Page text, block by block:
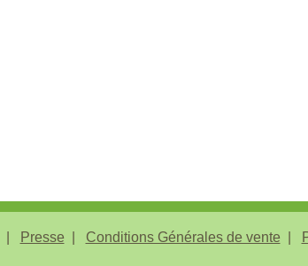
Presse Conditions Générales de vente